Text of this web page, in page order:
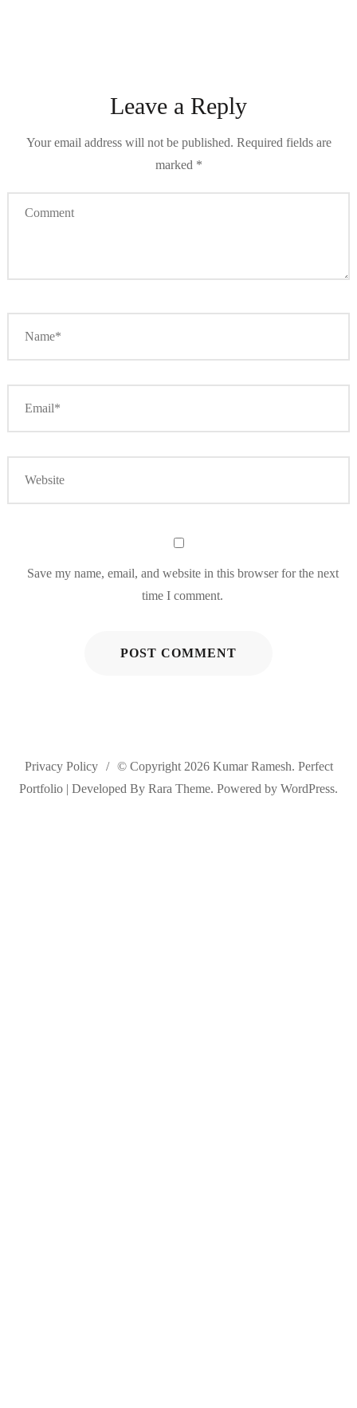
Leave a Reply
Your email address will not be published. Required fields are
marked *
Save my name, email, and website in this browser for the next
time I comment.
Privacy Policy © Copyright 2026 Kumar Ramesh. Perfect
Portfolio | Developed By Rara Theme. Powered by WordPress.